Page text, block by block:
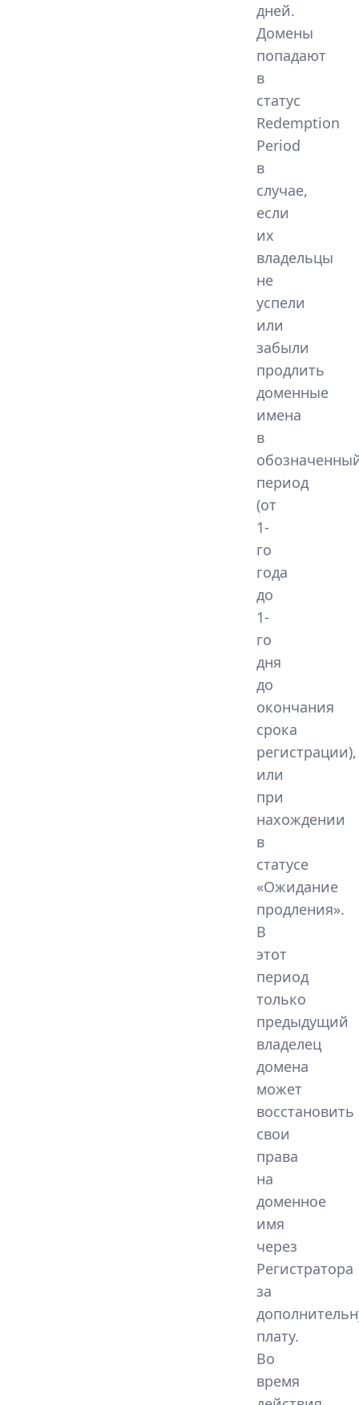
дней.
Домены
попадают
в
статус
Redemption
Period
в
случае,
если
их
владельцы
не
успели
или
забыли
продлить
доменные
имена
в
период
(от
1-
го
года
до
1-
го
дня
до
окончания
срока
регистрации),
или
при
нахождении
в
статусе
«Ожидание
продления».
В
этот
период
только
предыдущий
владелец
домена
может
восстановить
свои
права
на
доменное
имя
через
Регистратора
за
плату.
Во
время